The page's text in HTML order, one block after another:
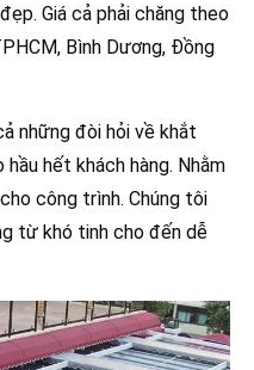
Giá cả phải chăng theo
Bình Dương, Đồng
những đòi hỏi về khắt
hết khách hàng. Nhằm
công trình. Chúng tôi
từ khó tinh cho đến dễ